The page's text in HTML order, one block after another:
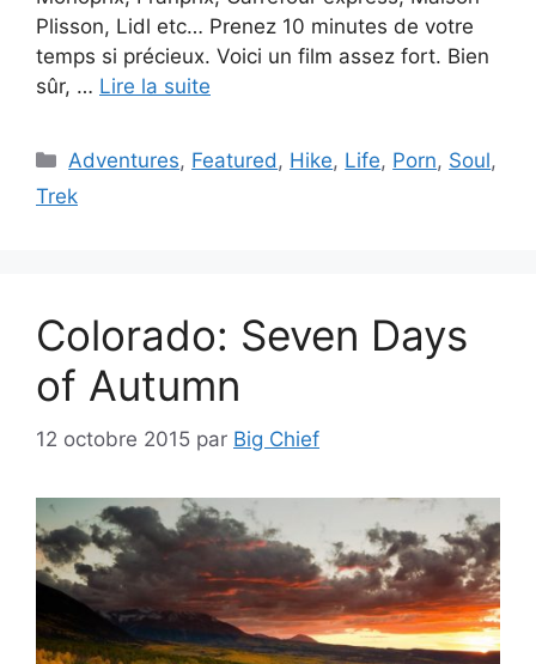
Plisson, Lidl etc… Prenez 10 minutes de votre
temps si précieux. Voici un film assez fort. Bien
sûr, … Lire la suite
Catégories
Adventures, Featured, Hike, Life, Porn, Soul,
Trek
Colorado: Seven Days
of Autumn
12 octobre 2015 par Big Chief